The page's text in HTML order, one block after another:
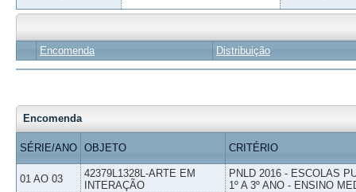
Encomenda Distribuição
Encomenda
SÉRIE/ANO OBJETO CRITÉRIO
01 AO 03
42379L1328L-ARTE EM
INTERAÇÃO
PNLD 2016 - ESCOLAS
1º A 3º ANO - ENSINO